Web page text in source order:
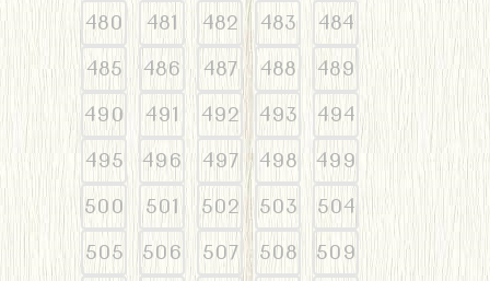
480 481 482 483
484
485
486 487 488
489
490
491 492 493
494
495
496 497 498
499
500
501 502 503
504
505
506 507 508
509